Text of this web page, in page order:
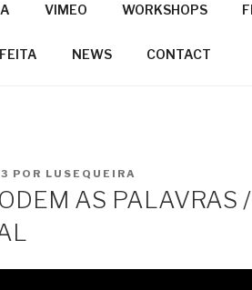
VIMEO WORKSHOPS
NEWS CONTACT
POR LUSEQUEIRA
AS PALAVRAS